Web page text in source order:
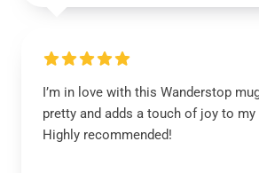
I’m in love with this Wanderstop
pretty and adds a touch of joy to
Highly recommended!